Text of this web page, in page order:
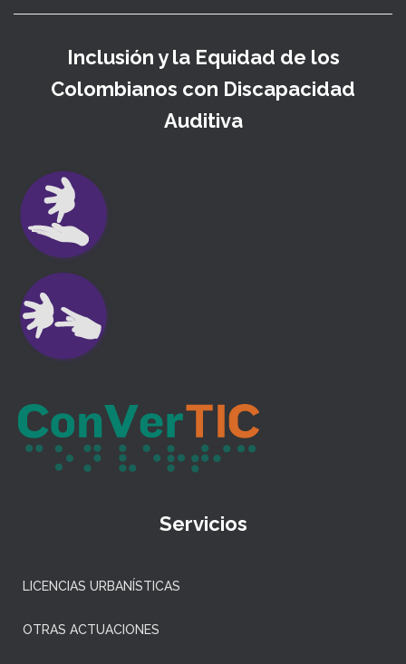
Inclusión y la Equidad de los
Colombianos con Discapacidad
Auditiva
Servicios
LICENCIAS URBANÍSTICAS
OTRAS ACTUACIONES